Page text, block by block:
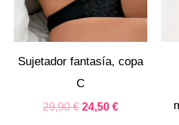
Sujetador fantasía, copa
C
29,90€ 24,50 €